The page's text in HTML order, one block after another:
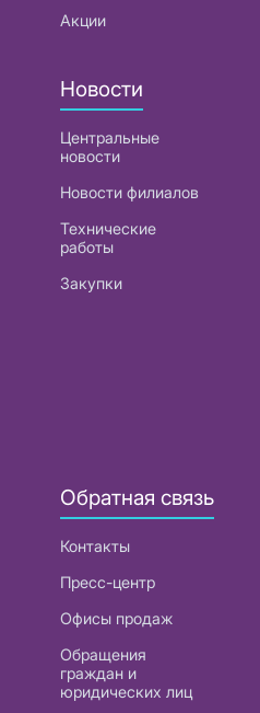
Акции
Новости
Центральные
новости
Новости филиалов
Технические
работы
Закупки
Обратная связь
Контакты
Пресс-центр
Офисы продаж
Обращения
граждан и
юридических лиц